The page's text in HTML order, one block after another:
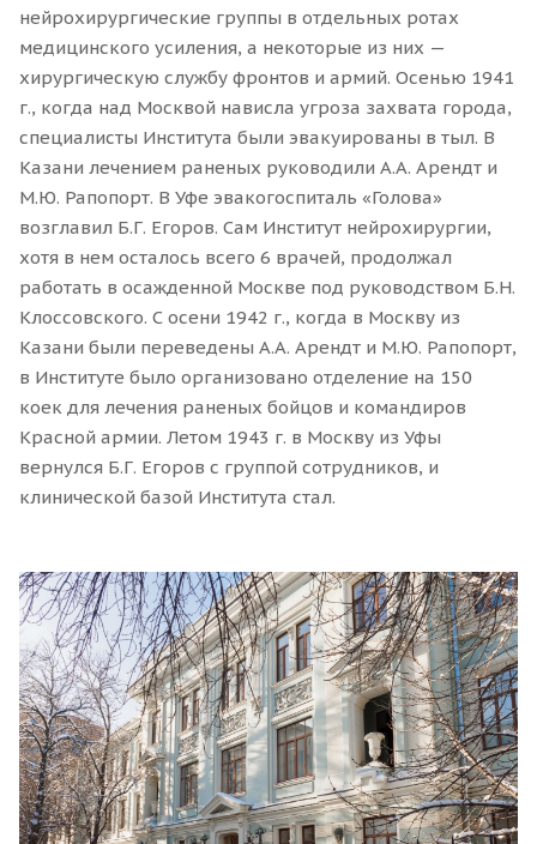
нейрохирургические группы в отдельных ротах
медицинского усиления, а некоторые из них —
хирургическую службу фронтов и армий. Осенью 1941
г., когда над Москвой нависла угроза захвата города,
специалисты Института были эвакуированы в тыл. В
Казани лечением раненых руководили А.А. Арендт и
М.Ю. Рапопорт. В Уфе эвакогоспиталь «Голова»
возглавил Б.Г. Егоров. Сам Институт нейрохирургии,
хотя в нем осталось всего 6 врачей, продолжал
работать в осажденной Москве под руководством Б.Н.
Клоссовского. С осени 1942 г., когда в Москву из
Казани были переведены А.А. Арендт и М.Ю. Рапопорт,
в Институте было организовано отделение на 150
коек для лечения раненых бойцов и командиров
Красной армии. Летом 1943 г. в Москву из Уфы
вернулся Б.Г. Егоров с группой сотрудников, и
клинической базой Института стал.